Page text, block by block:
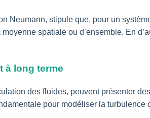
Neumann, stipule que, pour un
spatiale ou d’ensemble. En
à long terme
des fluides, peuvent présenter
pour modéliser la turbulence